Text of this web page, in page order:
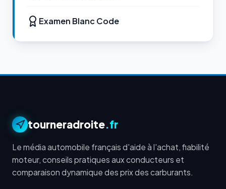
Examen Blanc Code
tourneradroite.fr
Le média automobile français d'aide à l'achat, fiabilité
moteur, conseils pratiques aux conducteurs et
comparaison dynamique des prix des carburants.